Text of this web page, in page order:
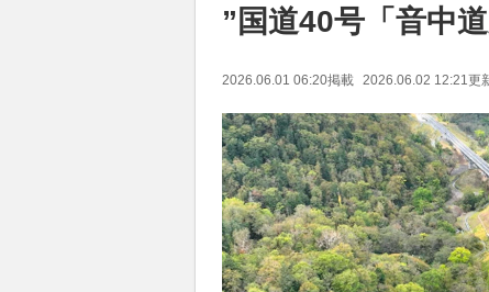
”国道40号「音中
2026.06.01 06:20掲載 2026.06.02 12:21 更